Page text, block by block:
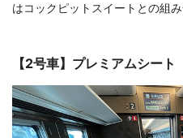
はコックピットスイートとの組
【2号車】プレミアムシート